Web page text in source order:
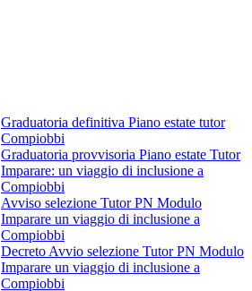
Graduatoria definitiva Piano estate tutor
Compiobbi
Graduatoria provvisoria Piano estate Tutor
Imparare: un viaggio di inclusione a
Compiobbi
Avviso selezione Tutor PN Modulo
Imparare un viaggio di inclusione a
Compiobbi
Decreto Avvio selezione Tutor PN Modulo
Imparare un viaggio di inclusione a
Compiobbi